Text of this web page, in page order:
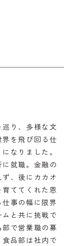
通コンテンツです。
り、多様な文
を飛び回る仕
なりました。
就職。金融の
、後にカカオ
ててくれた恩
事の幅に限界
と共に挑戦で
で営業職の募
品部は社内で